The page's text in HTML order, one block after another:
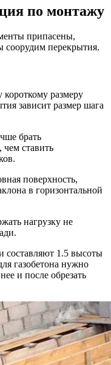
по монтажу
припасены,
соорудим перекрытия.
размеру
зависит размер шага
брать
ставить
поверхность,
в горизонтальной
нагрузку не
составляют 1.5 высоты
газобетона нужно
и после обрезать